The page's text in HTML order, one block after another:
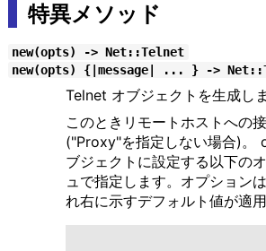
特異メソッド
new(opts) -> Net::Telnet
new(opts) {|message| ... } ->
Telnet オブジェクトを生成しま
このときリモートホストへの
("Proxy"を指定しない場合)。
ブジェクトに設定する以下の
ュで指定します。オプション
れ右に示すデフォルト値が適用